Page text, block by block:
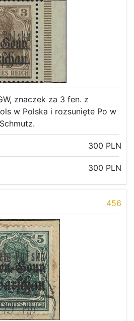
znaczek za 3 fen. z
w Polska i rozsunięte Po w
300 PLN
300 PLN
456